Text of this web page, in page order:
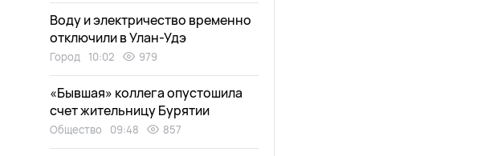
Воду и электричество временно
отключили в Улан-Удэ
Город 10:02 979
«Бывшая» коллега опустошила
счет жительницу Бурятии
Общество 09:48 857